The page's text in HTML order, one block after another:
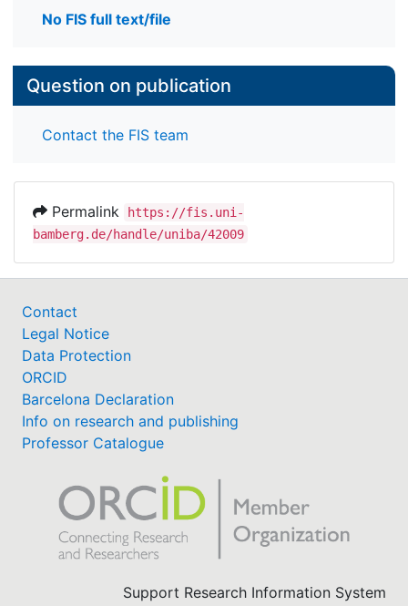
No FIS full text/file
Question on publication
Contact the FIS team
Permalink
https://fis.uni-
bamberg.de/handle/uniba/42009
Contact
Legal Notice
Data Protection
ORCID
Barcelona Declaration
Info on research and publishing
Professor Catalogue
Support Research Information System